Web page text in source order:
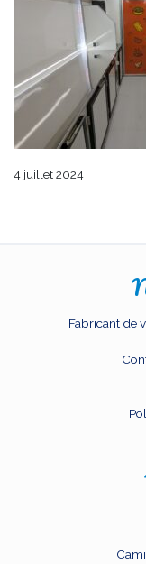
4 juillet 2024
Fabricant de